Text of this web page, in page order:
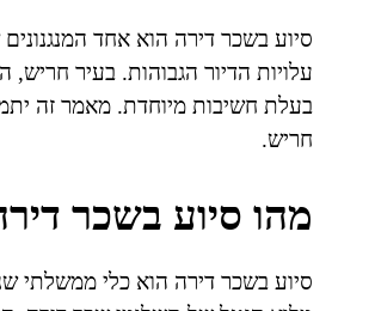
סיוע בשכר דירה הוא אחד
עלויות הדיור הגבוהות. בעיר
בעלת חשיבות מיוחדת. מאמר זה
חריש.
מהו סיוע בשכר
סיוע בשכר דירה הוא כלי ממשלתי